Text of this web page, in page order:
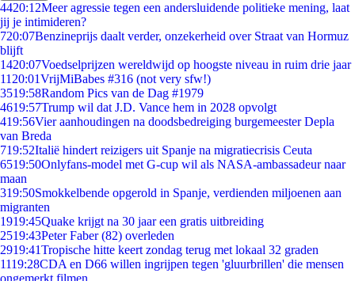
4420:12Meer agressie tegen een andersluidende politieke mening, laat
jij je intimideren?
720:07Benzineprijs daalt verder, onzekerheid over Straat van Hormuz
blijft
1420:07Voedselprijzen wereldwijd op hoogste niveau in ruim drie jaar
11 20:01VrijMiBabes #316 (not very sfw!)
3519:58Random Pics van de Dag #1979
4619:57Trump wil dat J.D. Vance hem in 2028 opvolgt
419:56Vier aanhoudingen na doodsbedreiging burgemeester Depla
van Breda
719:52Italië hindert reizigers uit Spanje na migratiecrisis Ceuta
6519:50Onlyfans-model met G-cup wil als NASA-ambassadeur naar
maan
319:50Smokkelbende opgerold in Spanje, verdienden miljoenen aan
migranten
1919:45Quake krijgt na 30 jaar een gratis uitbreiding
2519:43Peter Faber (82) overleden
2919:41Tropische hitte keert zondag terug met lokaal 32 graden
1119:28CDA en D66 willen ingrijpen tegen 'gluurbrillen' die mensen
ongemerkt filmen